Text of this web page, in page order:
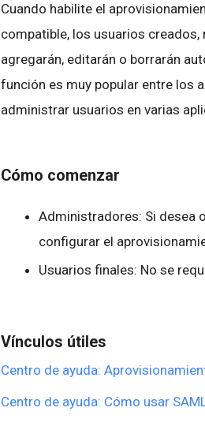
Cuando habilite el
compatible, los usuarios
agregarán, editarán o borrarán
función es muy popular entre los
administrar usuarios en varias
Cómo comenzar
Administradores: Si desea
configurar el
Usuarios finales: No se
Vínculos útiles
Centro de ayuda:
Centro de ayuda: Cómo usar